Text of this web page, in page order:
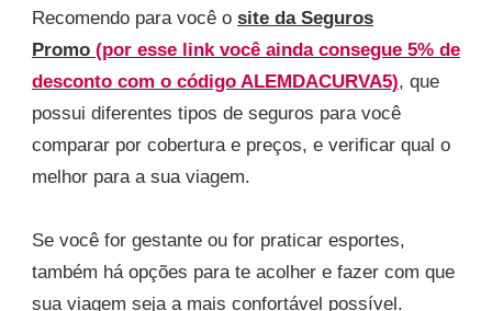
Recomendo para você o site da Seguros
Promo (por esse link você ainda consegue 5% de
desconto com o código ALEMDACURVA5), que
possui diferentes tipos de seguros para você
comparar por cobertura e preços, e verificar qual o
melhor para a sua viagem.
Se você for gestante ou for praticar esportes,
também há opções para te acolher e fazer com que
sua viagem seja a mais confortável possível.